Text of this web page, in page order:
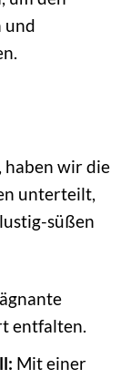
und
haben wir die
unterteilt,
süßen
entfalten.
Mit einer